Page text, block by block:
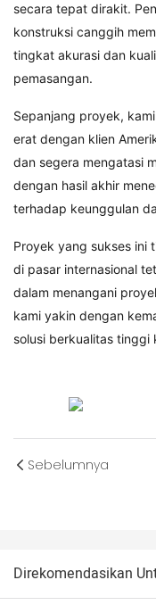
secara tepat dirakit.
konstruksi canggih
tingkat akurasi dan
pemasangan.
Sepanjang proyek,
erat dengan klien
dan segera mengatasi
dengan hasil akhir
terhadap keunggulan
Proyek yang sukses ini
di pasar internasional
dalam menangani
kami yakin dengan
solusi berkualitas tinggi
Sebelumnya
Direkomendasikan